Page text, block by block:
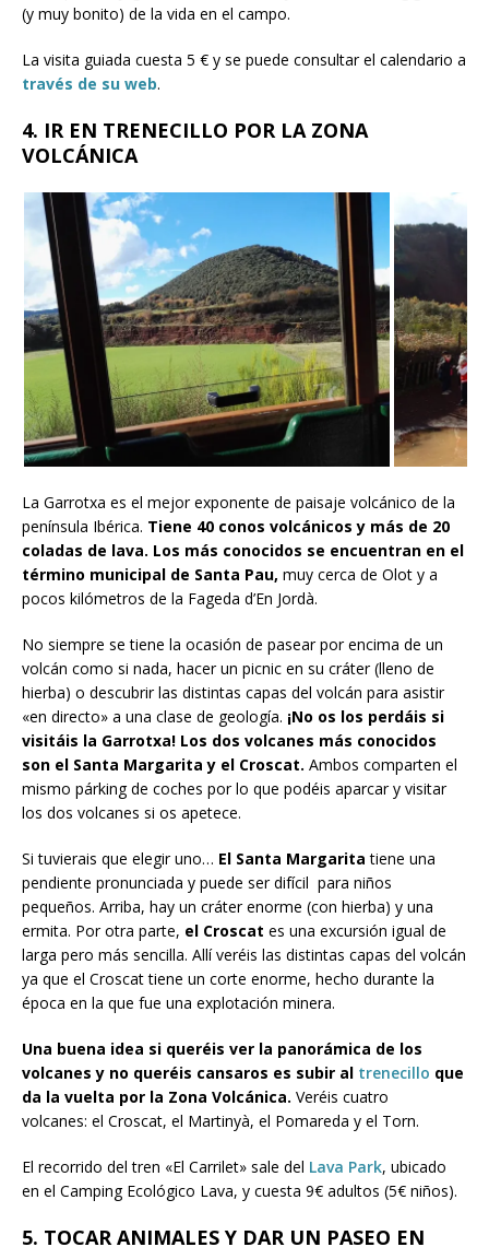
(y muy bonito) de la vida en el campo.
La visita guiada cuesta 5 € y se puede consultar el calendario a
través de su web.
4. IR EN TRENECILLO POR LA ZONA
VOLCÁNICA
La Garrotxa es el mejor exponente de paisaje volcánico de la
península Ibérica. Tiene 40 conos volcánicos y más de 20
coladas de lava. Los más conocidos se encuentran en el
término municipal de Santa Pau, muy cerca de Olot y a
pocos kilómetros de la Fageda d’En Jordà.
No siempre se tiene la ocasión de pasear por encima de un
volcán como si nada, hacer un picnic en su cráter (lleno de
hierba) o descubrir las distintas capas del volcán para asistir
«en directo» a una clase de geología. ¡No os los perdáis si
visitáis la Garrotxa! Los dos volcanes más conocidos
son el Santa Margarita y el Croscat. Ambos comparten el
mismo párking de coches por lo que podéis aparcar y visitar
los dos volcanes si os apetece.
Si tuvierais que elegir uno… El Santa Margarita tiene una
pendiente pronunciada y puede ser difícil para niños
pequeños. Arriba, hay un cráter enorme (con hierba) y una
ermita. Por otra parte, el Croscat es una excursión igual de
larga pero más sencilla. Allí veréis las distintas capas del volcán
ya que el Croscat tiene un corte enorme, hecho durante la
época en la que fue una explotación minera.
Una buena idea si queréis ver la panorámica de los
volcanes y no queréis cansaros es subir al trenecillo que
da la vuelta por la Zona Volcánica. Veréis cuatro
volcanes: el Croscat, el Martinyà, el Pomareda y el Torn.
El recorrido del tren «El Carrilet» sale del Lava Park, ubicado
en el Camping Ecológico Lava, y cuesta 9€ adultos (5€ niños).
5. TOCAR ANIMALES Y DAR UN PASEO EN